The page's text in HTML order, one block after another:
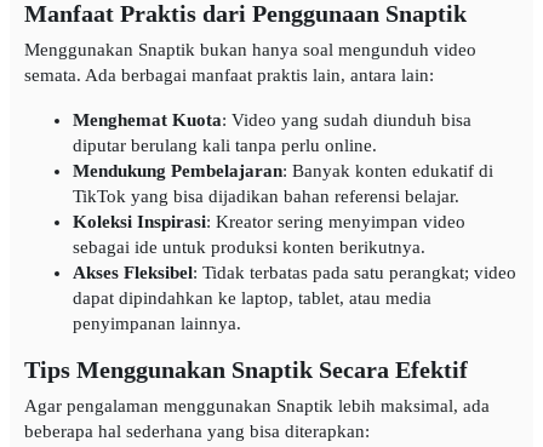
Manfaat Praktis dari Penggunaan Snaptik
Menggunakan Snaptik bukan hanya soal mengunduh video
semata. Ada berbagai manfaat praktis lain, antara lain:
Menghemat Kuota: Video yang sudah diunduh bisa
diputar berulang kali tanpa perlu online.
Mendukung Pembelajaran: Banyak konten edukatif di
TikTok yang bisa dijadikan bahan referensi belajar.
Koleksi Inspirasi: Kreator sering menyimpan video
sebagai ide untuk produksi konten berikutnya.
Akses Fleksibel: Tidak terbatas pada satu perangkat; video
dapat dipindahkan ke laptop, tablet, atau media
penyimpanan lainnya.
Tips Menggunakan Snaptik Secara Efektif
Agar pengalaman menggunakan Snaptik lebih maksimal, ada
beberapa hal sederhana yang bisa diterapkan: